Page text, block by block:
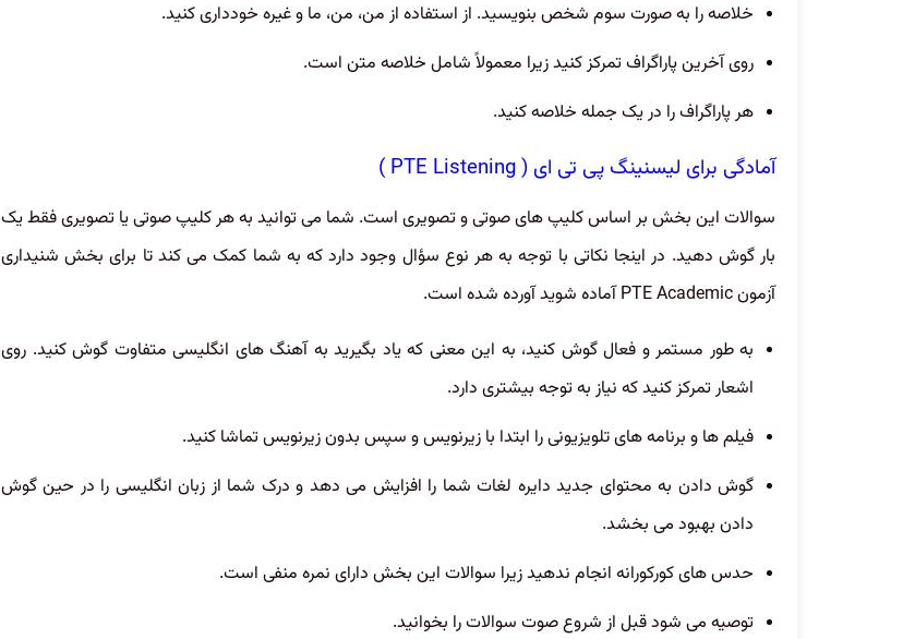
خلاصه را به صورت سوم شخص بنویسید. از استفاده از من، من، ما و غیره خودداری کنید.
روی آخرین پاراگراف تمرکز کنید زیرا معمولاً شامل خلاصه متن است.
هر پاراگراف را در یک جمله خلاصه کنید.
آمادگی برای لیسنینگ پی تی ای ( PTE Listening )
سوالات این بخش بر اساس کلیپ های صوتی و تصویری است. شما می توانید به هر کلیپ صوتی یا تصویری فقط یک
بار گوش دهید. در اینجا نکاتی با توجه به هر نوع سؤال وجود دارد که به شما کمک می کند تا برای بخش شنیداری
آزمون PTE Academic آماده شوید آورده شده است.
به طور مستمر و فعال گوش کنید، به این معنی که یاد بگیرید به آهنگ های انگلیسی متفاوت گوش کنید. روی
اشعار تمرکز کنید که نیاز به توجه بیشتری دارد.
فیلم ها و برنامه های تلویزیونی را ابتدا با زیرنویس و سپس بدون زیرنویس تماشا کنید.
گوش دادن به محتوای جدید دایره لغات شما را افزایش می دهد و درک شما از زبان انگلیسی را در حین گوش
دادن بهبود می بخشد.
حدس های کورکورانه انجام ندهید زیرا سوالات این بخش دارای نمره منفی است.
توصیه می شود قبل از شروع صوت سوالات را بخوانید.